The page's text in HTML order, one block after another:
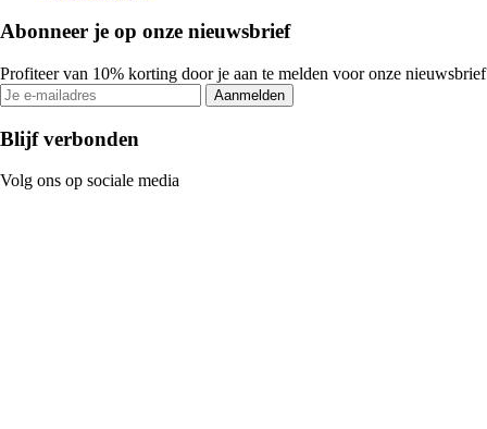
Abonneer je op onze nieuwsbrief
Profiteer van 10% korting door je aan te melden voor onze nieuwsbrief
Aanmelden
Blijf verbonden
Volg ons op sociale media